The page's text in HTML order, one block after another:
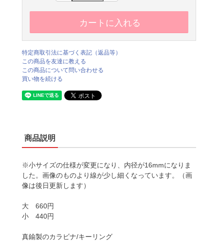
特定商取引法に基づく表記（返品等）
この商品を友達に教える
この商品について問い合わせる
買い物を続ける
商品説明
※小サイズの仕様が変更になり、内径が16mmになりま
した。画像のものより線が少し細くなっています。（画
像は後日更新します）
大 660円
小 440円
真鍮製のカラビナ/キーリング